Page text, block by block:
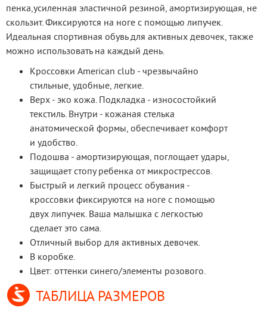
пенка,усиленная эластичной резиной, амортизирующая, не
скользит. Фиксируются на ноге с помощью липучек.
Идеальная спортивная обувь для активных девочек, также
можно использовать на каждый день.
Кроссовки American club - чрезвычайно
стильные, удобные, легкие.
Верх - эко кожа. Подкладка - износостойкий
текстиль. Внутри - кожаная стелька
анатомической формы, обеспечивает комфорт
и удобство.
Подошва - амортизирующая, поглощает удары,
защищает стопу ребенка от микрострессов.
Быстрый и легкий процесс обувания -
кроссовки фиксируются на ноге с помощью
двух липучек. Ваша малышка с легкостью
сделает это сама.
Отличный выбор для активных девочек.
В коробке.
Цвет: оттенки синего/элементы розового.
ТАБЛИЦА РАЗМЕРОВ